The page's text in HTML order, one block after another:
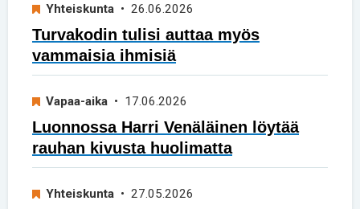
Yhteiskunta • 26.06.2026
Turvakodin tulisi auttaa myös
vammaisia ihmisiä
Vapaa-aika • 17.06.2026
Luonnossa Harri Venäläinen löytää
rauhan kivusta huolimatta
Yhteiskunta • 27.05.2026